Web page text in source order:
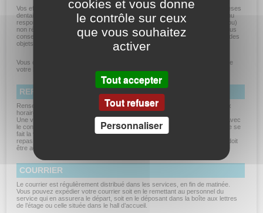
Vos effets personnels sont sous votre responsabilité, notamment les prothèses
dentaires, les prothèses auditives et les lunettes. Le CHAM ne peut être tenu
responsable de la perte ou de la disparition d’objet de valeur (comme un bijou)
non régulièrement déposé auprès du régisseur de l’établissement. Nous vous
conseillons de ne prendre que le strict nécessaire et d’éviter de conserver des
objets de valeur auprès de vous.
Vous disposez d’un délai d’un an pour récupérer vos affaires, laissés lors de
votre hospitalisation ou passage aux urgences.
REPAS
Renseignez-vous auprès du service concerné pour connaître les créneaux
horaires du petit déjeuner, déjeuner et dîner.
Une variété de menus vous est proposée chaque jour. Ils sont composés avec
le concours des diététiciens et adaptés à votre état de santé. La commande se
fait la veille pour le lendemain. Vos proches ont la possibilité de prendre leur
repas à vos côtés après règlement du repas accompagnant. La demande doit
être adressée au personnel soignant du service.
COURRIER
Le courrier est régulièrement distribué dans les services, en fin de matinée.
Vous pouvez expédier votre courrier soit en le remettant au personnel du
service qui en assurera le départ, soit en le déposant dans la boîte aux lettres
de l’étage ou celle située dans le hall d’accueil.
cookies et vous donne
le contrôle sur ceux
que vous souhaitez
activer
Tout accepter
Tout refuser
Personnaliser